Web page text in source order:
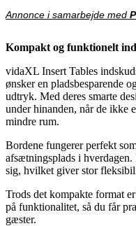
Annonce i samarbejde med
Kompakt og funktionelt
vidaXL Insert Tables
ønsker en pladsbesparende
udtryk. Med deres smarte
under hinanden, når de ikke
mindre rum.
Bordene fungerer perfekt
afsætningsplads i
sig, hvilket giver stor
Trods det kompakte format
på funktionalitet, så du får
gæster.